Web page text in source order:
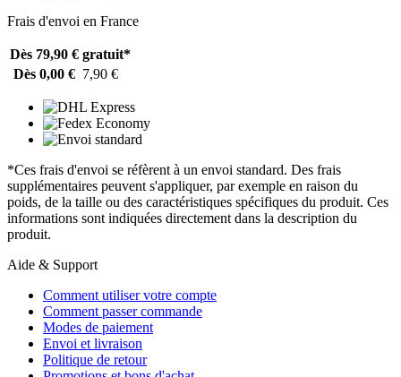
Frais d'envoi en France
Dès 79,90 € gratuit*
Dès 0,00 € 7,90 €
*Ces frais d'envoi se réfèrent à un envoi standard. Des frais
supplémentaires peuvent s'appliquer, par exemple en raison du
poids, de la taille ou des caractéristiques spécifiques du produit. Ces
informations sont indiquées directement dans la description du
produit.
Aide & Support
Comment utiliser votre compte
Comment passer commande
Modes de paiement
Envoi et livraison
Politique de retour